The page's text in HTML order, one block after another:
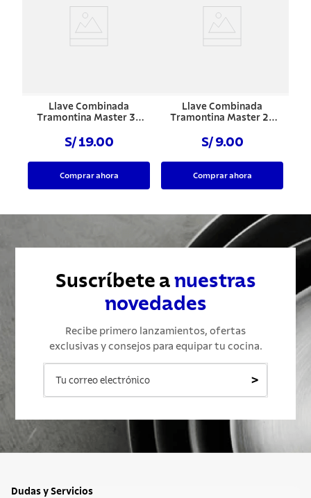
Llave Combinada
Tramontina Master 32
S/ 19.00
Comprar ahora
Llave Combinada
Tramontina Master 20
S/ 9.00
Comprar ahora
Suscríbete a nuestras
novedades
Recibe primero lanzamientos, ofertas
exclusivas y consejos para equipar tu cocina.
>
Dudas y Servicios